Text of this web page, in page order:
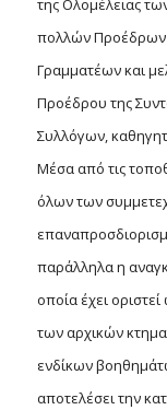
της Ολομέλειας
πολλών Προέδρων
Γραμματέων και
Προέδρου της
Συλλόγων,
Μέσα από τις
όλων των
παράλληλα η
οποία έχει
των αρχικών
ενδίκων
αποτελέσει την